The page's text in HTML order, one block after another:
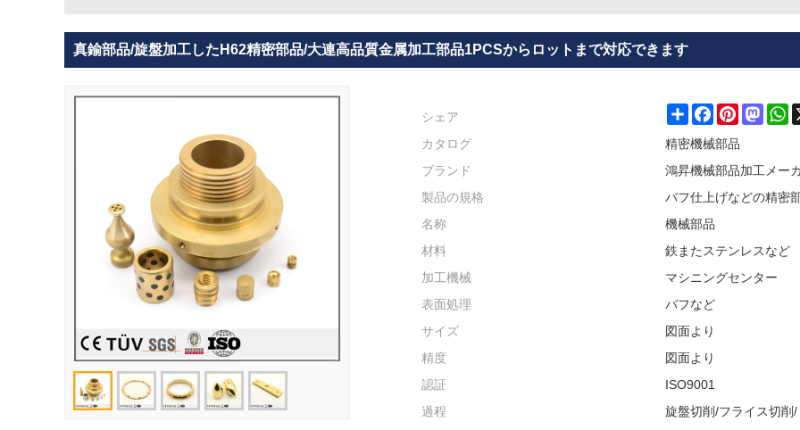
真鍮部品/旋盤加工したH62精密部品/大連高品質金属加工部品1PCSからロットまで対応できます
シェア ShareFacebookPinterest
カタログ
精密機械部品
ブランド
鴻昇機械部品加工メー
製品の規格
バフ仕上げなどの精密
名称
機械部品
材料
鉄またステンレスなど
加工機械
マシニングセンター
表面処理
バフなど
サイズ
図面より
精度
図面より
認証
ISO9001
過程
旋盤切削/フライス切削